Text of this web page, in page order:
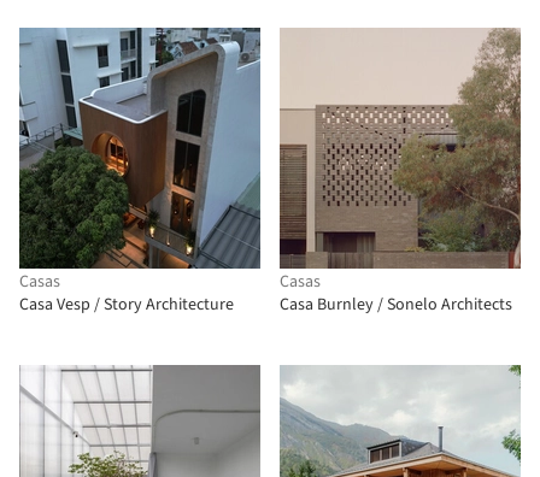
Casas
Casa Vesp / Story Architecture
Casas
Casa Burnley / Sonelo Architects